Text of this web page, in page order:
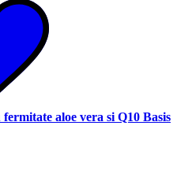
aloe vera si Q10 Basis